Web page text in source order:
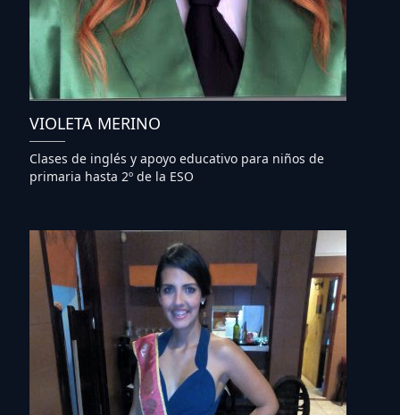
VIOLETA MERINO
Clases de inglés y apoyo educativo para niños de
primaria hasta 2º de la ESO